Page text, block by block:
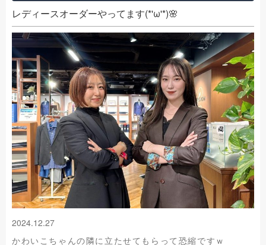
レディースオーダーやってます(*'ω'*)🌸
2024.12.27
かわいこちゃんの隣に立たせてもらって恐縮ですｗ